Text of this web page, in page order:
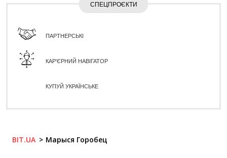
СПЕЦПРОЄКТИ
ПАРТНЕРСЬКІ
КАР'ЄРНИЙ НАВІГАТОР
КУПУЙ УКРАЇНСЬКЕ
BIT.UA Марыся Горобец